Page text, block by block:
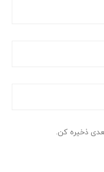
ذخیره کن.